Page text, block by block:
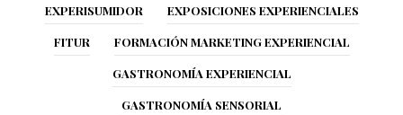
EXPERISUMIDOR EXPOSICIONES EXPERIENCIALES
FITUR FORMACIÓN MARKETING EXPERIENCIAL
GASTRONOMÍA EXPERIENCIAL
GASTRONOMÍA SENSORIAL